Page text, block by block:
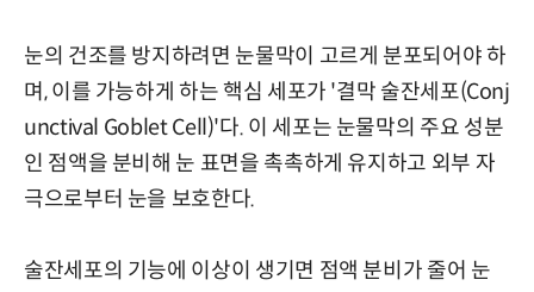
눈의 건조를 방지하려면 눈물막이 고르게 분포되어야 하
며, 이를 가능하게 하는 핵심 세포가 '결막 술잔세포(Conj
unctival Goblet Cell)'다. 이 세포는 눈물막의 주요 성분
인 점액을 분비해 눈 표면을 촉촉하게 유지하고 외부 자
극으로부터 눈을 보호한다.
술잔세포의 기능에 이상이 생기면 점액 분비가 줄어 눈